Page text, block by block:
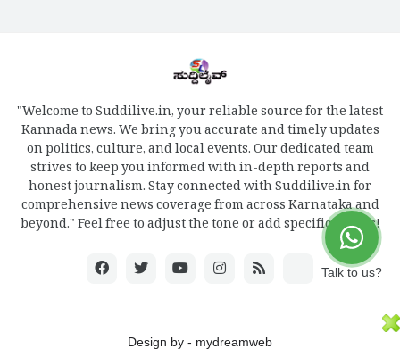
"Welcome to Suddilive.in, your reliable source for the latest
Kannada news. We bring you accurate and timely updates
on politics, culture, and local events. Our dedicated team
strives to keep you informed with in-depth reports and
honest journalism. Stay connected with Suddilive.in for
comprehensive news coverage from across Karnataka and
beyond." Feel free to adjust the tone or add specific details!
Design by - mydreamweb
Talk to us?